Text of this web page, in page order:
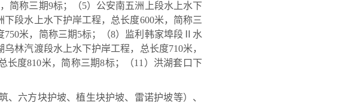
简称三期9标；（5）公安南五洲上段水上水下
段水上水下护岸工程，总长度600米，简称三
米，简称三期5标；（8）监利韩家埠段Ⅱ水
林汽渡段水上水下护岸工程，总长度710米，
长度810米，简称三期8标；（11）洪湖套口下
六方块护坡、植生块护坡、雷诺护坡等）、